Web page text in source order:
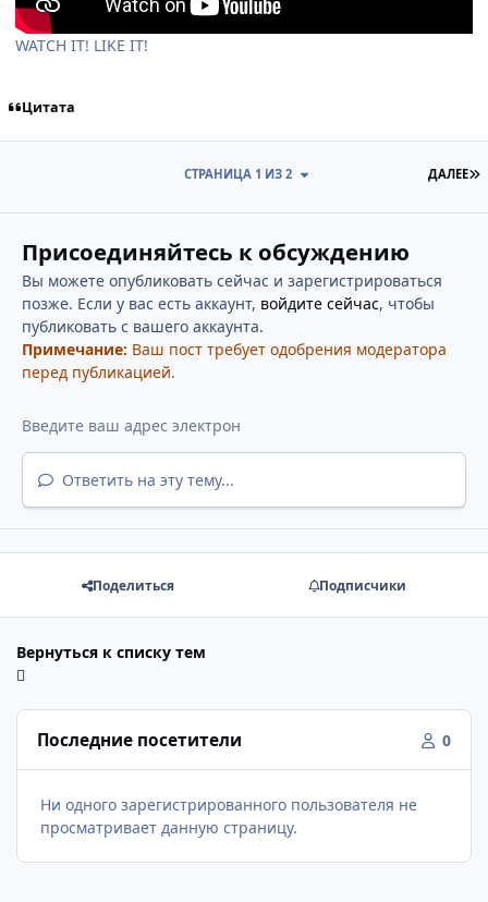
WATCH IT! LIKE IT!
Цитата
ДАЛЕЕ
СТРАНИЦА 1 ИЗ 2
Присоединяйтесь к обсуждению
Вы можете опубликовать сейчас и зарегистрироваться
позже. Если у вас есть аккаунт, войдите сейчас, чтобы
публиковать с вашего аккаунта.
Примечание: Ваш пост требует одобрения модератора
перед публикацией.
Ответить на эту тему...
Поделиться Подписчики
Вернуться к списку тем
Последние посетители 0
Ни одного зарегистрированного пользователя не
просматривает данную страницу.